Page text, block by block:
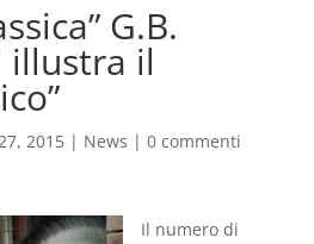
G.B.
illustra il
2015| News | 0 commenti
Il numero di